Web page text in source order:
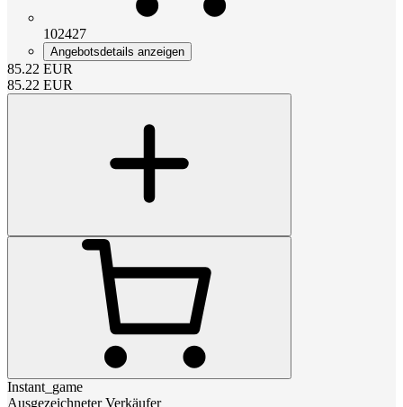
102427
Angebotsdetails anzeigen
85.22 EUR
85.22 EUR
Instant_game
Ausgezeichneter Verkäufer